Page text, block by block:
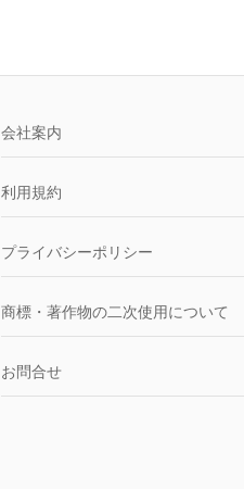
会社案内
利用規約
プライバシーポリシー
商標・著作物の二次使用について
お問合せ